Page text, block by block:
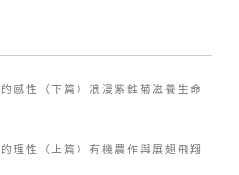
感性（下篇）浪漫紫錐菊滋養生命
理性（上篇）有機農作與展翅飛翔